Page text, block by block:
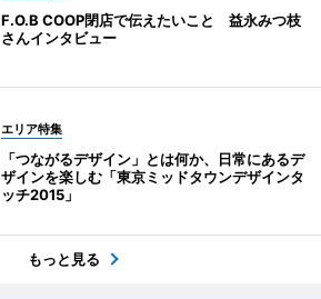
F.O.B COOP閉店で伝えたいこと 益永みつ枝
さんインタビュー
エリア特集
「つながるデザイン」とは何か、日常にあるデ
ザインを楽しむ「東京ミッドタウンデザインタ
ッチ2015」
もっと見る